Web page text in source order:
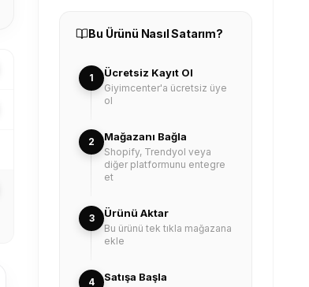
Bu Ürünü Nasıl Satarım?
1 Ücretsiz Kayıt Ol
Giyimcenter'a ücretsiz üye
ol
2 Mağazanı Bağla
Shopify, Trendyol veya
diğer platformunu entegre
et
3 Ürünü Aktar
Bu ürünü tek tıkla mağazana
ekle
4 Satışa Başla